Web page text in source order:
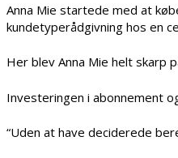
Anna Mie startede med at
kundetyperådgivning hos en
Her blev Anna Mie helt skarp
Investeringen i abonnement
“Uden at have deciderede